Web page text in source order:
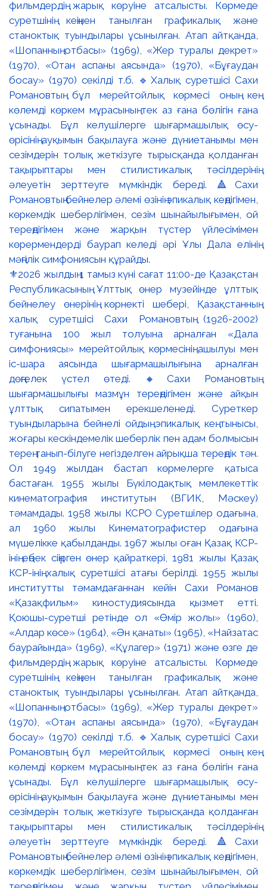
⚜️2026 жылдың 1 тамыз күні сағат 11:00-де Қазақстан
Республикасының Ұлттық өнер музейінде ұлттық
бейнелеу өнерінің көрнекті шебері, Қазақстанның
халық суретшісі Сахи Романовтың (1926-2002)
туғанына 100 жыл толуына арналған «Дала
симфониясы» мерейтойлық көрмесінің ашылуы мен
іс-шара аясында шығармашылығына арналған
дөңгелек үстел өтеді. 🔸Сахи Романовтың
шығармашылығы мазмұн тереңдігімен және айқын
ұлттық сипатымен ерекшеленеді. Суреткер
туындыларына бейнелі ойдың эпикалық кең тынысы,
жоғары кескіндемелік шеберлік пен адам болмысын
терең танып-білуге негізделген айрықша тереңдік тән.
Ол 1949 жылдан бастап көрмелерге қатыса
бастаған. 1955 жылы Бүкілодақтық мемлекеттік
кинематография институтын (ВГИК, Мәскеу)
тәмамдады. 1958 жылы КСРО Суретшілер одағына,
ал 1960 жылы Кинематографистер одағына
мүшелікке қабылданды. 1967 жылы оған Қазақ КСР-
інің еңбек сіңірген өнер қайраткері, 1981 жылы Қазақ
КСР-інің халық суретшісі атағы берілді. 1955 жылы
институтты тәмамдағаннан кейін Сахи Романов
«Қазақфильм» киностудиясында қызмет етті.
Қоюшы-суретші ретінде ол «Өмір жолы» (1960),
«Алдар көсе» (1964), «Ән қанаты» (1965), «Найзатас
баурайында» (1969), «Құлагер» (1971) және өзге де
фильмдердің жарық көруіне атсалысты. Көрмеде
суретшінің кеңінен танылған графикалық және
станоктық туындылары ұсынылған. Атап айтқанда,
«Шопанның отбасы» (1969), «Жер туралы декрет»
(1970), «Отан аспаны аясында» (1970), «Бұғаудан
босау» (1970) секілді т.б. 🔹Халық суретшісі Сахи
Романовтың бұл мерейтойлық көрмесі оның кең
көлемді көркем мұрасының тек аз ғана бөлігін ғана
ұсынады. Бұл келушілерге шығармашылық өсу-
өрісінің ауқымын бақылауға және дүниетанымы мен
сезімдерін толық жеткізуге тырысқанда қолданған
тақырыптары мен стилистикалық тәсілдерінің
әлеуетін зерттеуге мүмкіндік береді. 🔺Сахи
Романовтың бейнелер әлемі өзінің эпикалық кеңдігімен,
көркемдік шеберлігімен, сезім шынайылығымен, ой